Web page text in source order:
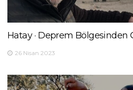
Hatay · Deprem Bölgesinden
26 Nisan 2023